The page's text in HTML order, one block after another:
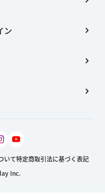
ン
いて特定商取引法に基づく表記
Inc.